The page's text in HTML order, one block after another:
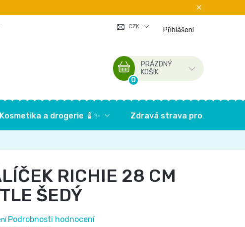
CZK Přihlášení
NÁKUPNÍ
KOŠÍK
PRÁZDNÝ
KOŠÍK
Kosmetika a drogerie 🧴✨ Zdravá strava pro děti🥦
RICHIE 28 CM
ŠEDÝ
Podrobnosti hodnocení